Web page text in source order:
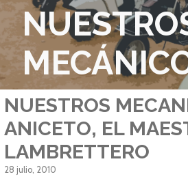
NUESTROS
ANICETO, EL
LAMBRETTERO
28 julio, 2010